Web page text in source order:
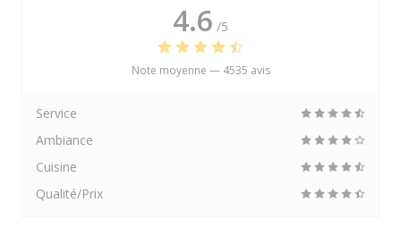
4.6 /5
Note moyenne — 4535 avis
Service
Ambiance
Cuisine
Qualité/Prix